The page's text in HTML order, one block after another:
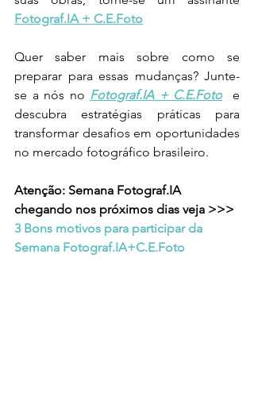
Fotograf.IA + C.E.Foto
Quer saber mais sobre como se
preparar para essas mudanças? Junte-
se a nós no Fotograf.IA + C.E.Foto
e
descubra estratégias práticas para
transformar desafios em oportunidades
no mercado fotográfico brasileiro.
Atenção: Semana Fotograf.IA
chegando nos próximos dias veja >>>
3 Bons motivos para participar da
Semana Fotograf.IA+C.E.Foto